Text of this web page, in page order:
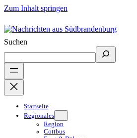
Zum Inhalt springen
Suchen
Startseite
Regionales
Region
Cottbus